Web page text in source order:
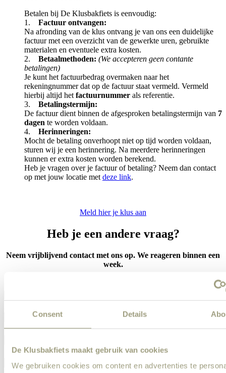
Consent Details
De Klusbakfiets maakt gebruik van cookies
We gebruiken cookies om content en advertenties te
Betalen bij De Klusbakfiets is eenvoudig:
1. Factuur ontvangen:
Na afronding van de klus ontvang je van ons een duidelijke
factuur met een overzicht van de gewerkte uren, gebruikte
materialen en eventuele extra kosten.
2. Betaalmethoden: (We accepteren geen contante
betalingen)
Je kunt het factuurbedrag overmaken naar het
rekeningnummer dat op de factuur staat vermeld. Vermeld
hierbij altijd het factuurnummer als referentie.
3. Betalingstermijn:
De factuur dient binnen de afgesproken betalingstermijn van 7
dagen te worden voldaan.
4.
Herinneringen:
Mocht de betaling onverhoopt niet op tijd worden voldaan,
sturen wij je een herinnering. Na meerdere herinneringen
kunnen er extra kosten worden berekend.
Heb je vragen over je factuur of betaling? Neem dan contact
op met jouw locatie met deze link.
Meld hier je klus aan
Heb je een andere vraag?
Neem vrijblijvend contact met ons op. We reageren binnen een
week.